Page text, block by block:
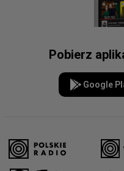
Pobierz
Google